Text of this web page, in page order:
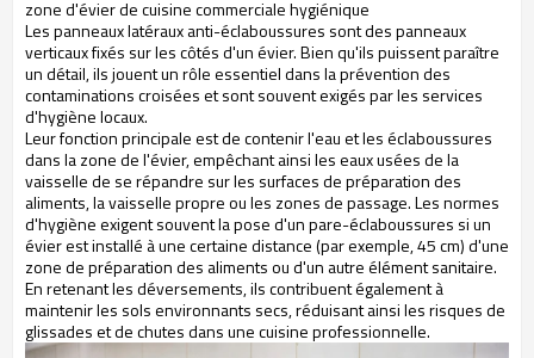
zone d'évier de cuisine commerciale hygiénique
Les panneaux latéraux anti-éclaboussures sont des panneaux
verticaux fixés sur les côtés d'un évier. Bien qu'ils puissent paraître
un détail, ils jouent un rôle essentiel dans la prévention des
contaminations croisées et sont souvent exigés par les services
d'hygiène locaux.
Leur fonction principale est de contenir l'eau et les éclaboussures
dans la zone de l'évier, empêchant ainsi les eaux usées de la
vaisselle de se répandre sur les surfaces de préparation des
aliments, la vaisselle propre ou les zones de passage. Les normes
d'hygiène exigent souvent la pose d'un pare-éclaboussures si un
évier est installé à une certaine distance (par exemple, 45 cm) d'une
zone de préparation des aliments ou d'un autre élément sanitaire.
En retenant les déversements, ils contribuent également à
maintenir les sols environnants secs, réduisant ainsi les risques de
glissades et de chutes dans une cuisine professionnelle.